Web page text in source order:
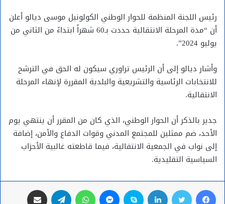
رئيس اللجنة المنظمة للحوار الوطني الكولونيل موسى ديالو أعلن
أن “مدة المرحلة الانتقالية حددت بـ60 شهراً ابتداءً من الثاني من
يوليو 2024”.
وأشار ديالو إلى أن الرئيس تراوري سيكون له الحق في الترشح
للانتخابات الرئاسية والتشريعية والبلدية المقررة لإنهاء المرحلة
الانتقالية.
جدير بالذكر أن الحوار الوطني، الذي كان من المقرر أن ينتهي يوم
الأحد، ضم ممثلين للمجتمع المدني وقوات الدفاع والأمن، إضافة
إلى نواب في الجمعية الانتقالية، فيما قاطعته غالبية الأحزاب
السياسية التقليدية.
فيسبوك تويتر لينكدإن سكايب ماسنجر واتساب تيلقرام